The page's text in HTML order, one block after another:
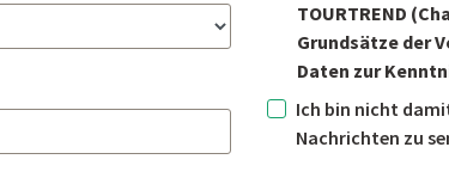
TOURTREND
Grundsätze der
Daten zur
Ich bin nicht
Nachrichten zu